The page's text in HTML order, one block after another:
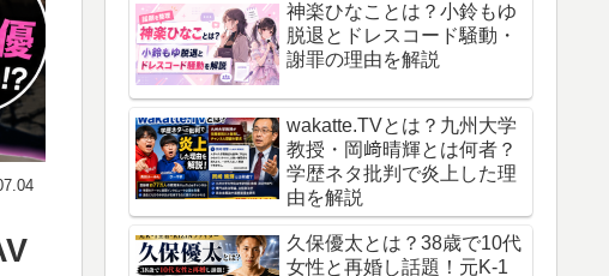
神楽ひなことは？小鈴もゆ
脱退とドレスコード騒動・
謝罪の理由を解説
wakatte.TVとは？九州大学
教授・岡﨑晴輝とは何者？
学歴ネタ批判で炎上した理
由を解説
久保優太とは？38歳で10代
女性と再婚し話題！元K-1